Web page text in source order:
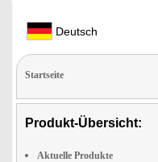
Deutsch
Startseite
Produkt-Übersicht:
Aktuelle Produkte